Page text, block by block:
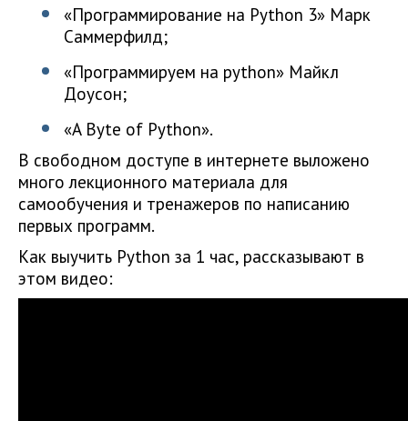
«Программирование на Python 3» Марк
Саммерфилд;
«Программируем на python» Майкл
Доусон;
«A Byte of Python».
В свободном доступе в интернете выложено
много лекционного материала для
самообучения и тренажеров по написанию
первых программ.
Как выучить Python за 1 час, рассказывают в
этом видео: